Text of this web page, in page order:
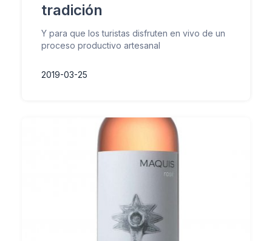
tradición
Y para que los turistas disfruten en vivo de un
proceso productivo artesanal
2019-03-25